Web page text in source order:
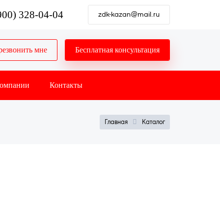
328-04-04 zdk-kazan@mail.ru
мне Бесплатная консультация
Контакты
СТРОКА
Главная Каталог